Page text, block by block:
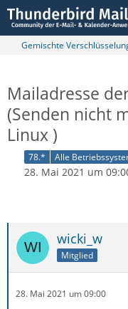
Gemischte
Mailadresse
(Senden nicht
Linux )
78.* Alle
28. Mai 2021 um
wicki_w
Mitglied
28. Mai 2021 um 09:00